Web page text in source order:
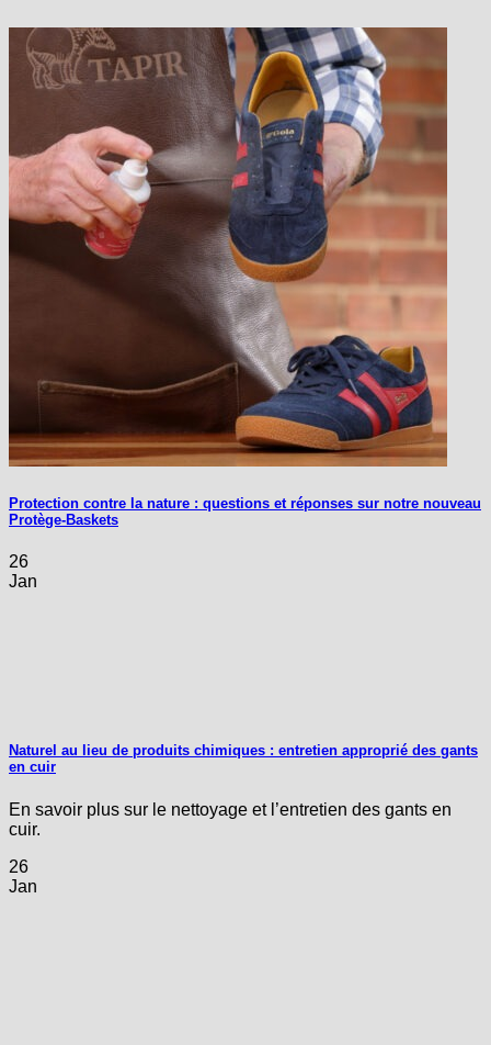
Protection contre la nature : questions et réponses sur notre nouveau
Protège-Baskets
26
Jan
Naturel au lieu de produits chimiques : entretien approprié des gants
en cuir
En savoir plus sur le nettoyage et l’entretien des gants en
cuir.
26
Jan